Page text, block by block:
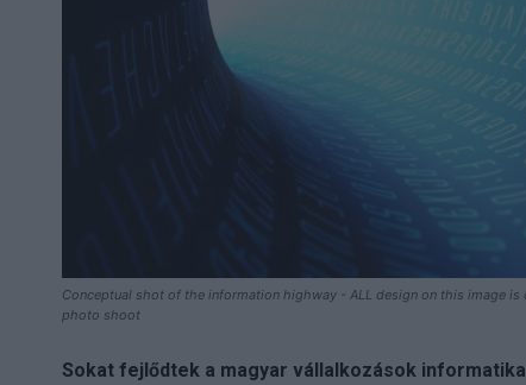
Conceptual shot of the information highway - ALL design on this image
photo shoot
Sokat fejlődtek a magyar vállalkozások